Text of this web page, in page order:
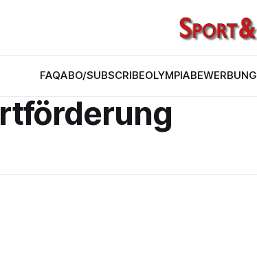
FAQABO/SUBSCRIBEOLYMPIABEWERBUNG